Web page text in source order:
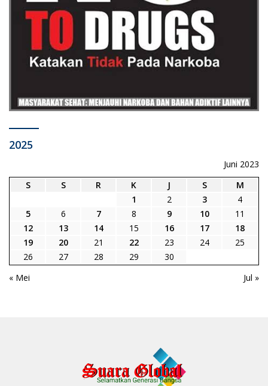
2025
Juni 2023
S
S R K J S
M
1
2 3
4
5
6 7 8 9 10
11
12
13 14 15 16 17
18
19
20 21 22 23 24
25
26
27 28 29
30
« Mei
Jul »